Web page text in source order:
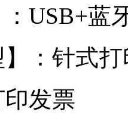
：USB+蓝
】：针式
印发票